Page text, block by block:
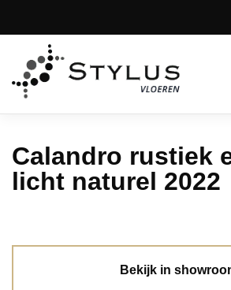
Calandro rustiek
licht naturel 2022
Bekijk in